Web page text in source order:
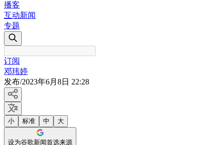
播客
互动新闻
专题
订阅
邓玮婷
发布/2023年6月8日 22:28
小 标准 中 大
设为谷歌新闻首选来源